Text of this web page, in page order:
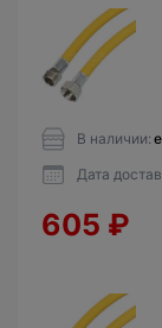
В наличии:
Дата
605 ₽